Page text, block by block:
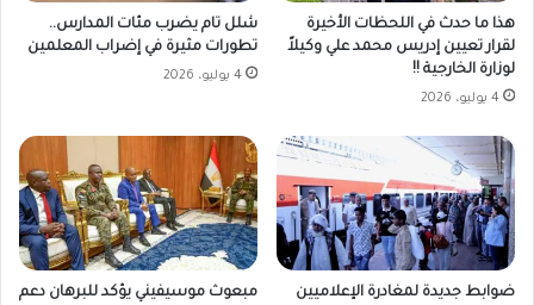
هذا ما حدث في اللحظات الأخيرة
لقرار تعيين إدريس محمد علي وكيلاً
لوزارة الخارجية !!
4 يوليو، 2026
شلل تام يضرب مئات المدارس..
تطورات مثيرة في إضراب المعلمين
4 يوليو، 2026
ضوابط جديدة لمغادرة الإعلاميين
مبعوث موسيفيني يؤكد للبرهان دعم